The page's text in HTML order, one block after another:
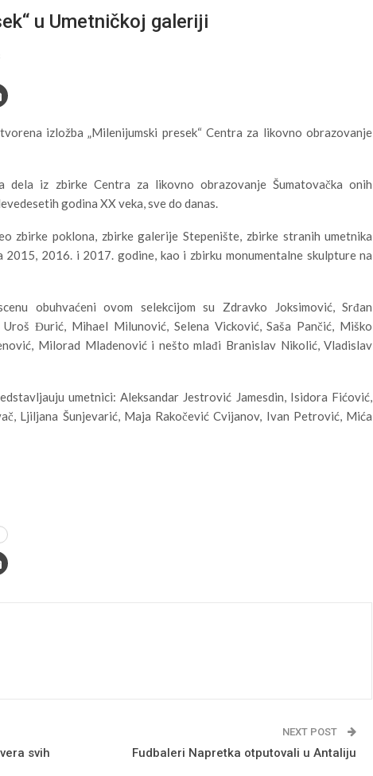
u Umetničkoj galeriji
izložba „Milenijumski presek“ Centra za likovno obrazovanje
dela iz zbirke Centra za likovno obrazovanje Šumatovačka onih
godina XX veka, sve do danas.
zbirke poklona, zbirke galerije Stepenište, zbirke stranih umetnika
2016. i 2017. godine, kao i zbirku monumentalne skulpture na
obuhvaćeni ovom selekcijom su Zdravko Joksimović, Srđan
Đurić, Mihael Milunović, Selena Vicković, Saša Pančić, Miško
Milorad Mladenović i nešto mlađi Branislav Nikolić, Vladislav
umetnici: Aleksandar Jestrović Jamesdin, Isidora Fićović,
Ljiljana Šunjevarić, Maja Rakočević Cvijanov, Ivan Petrović, Mića
svih
NEXT POST
Fudbaleri Napretka otputovali u Antaliju